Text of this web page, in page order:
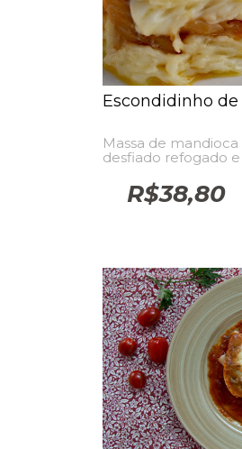
Escondidinho
Massa de
desfiado refogado
R$38,80